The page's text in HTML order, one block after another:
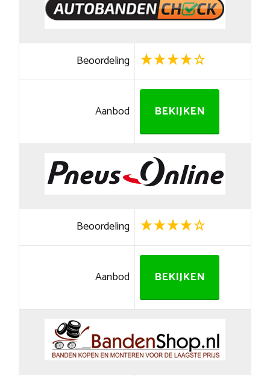
Beoordeling
Aanbod BEKIJKEN
Beoordeling
Aanbod BEKIJKEN